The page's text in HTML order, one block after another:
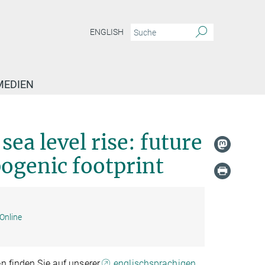
ENGLISH
level rise: future
footprint